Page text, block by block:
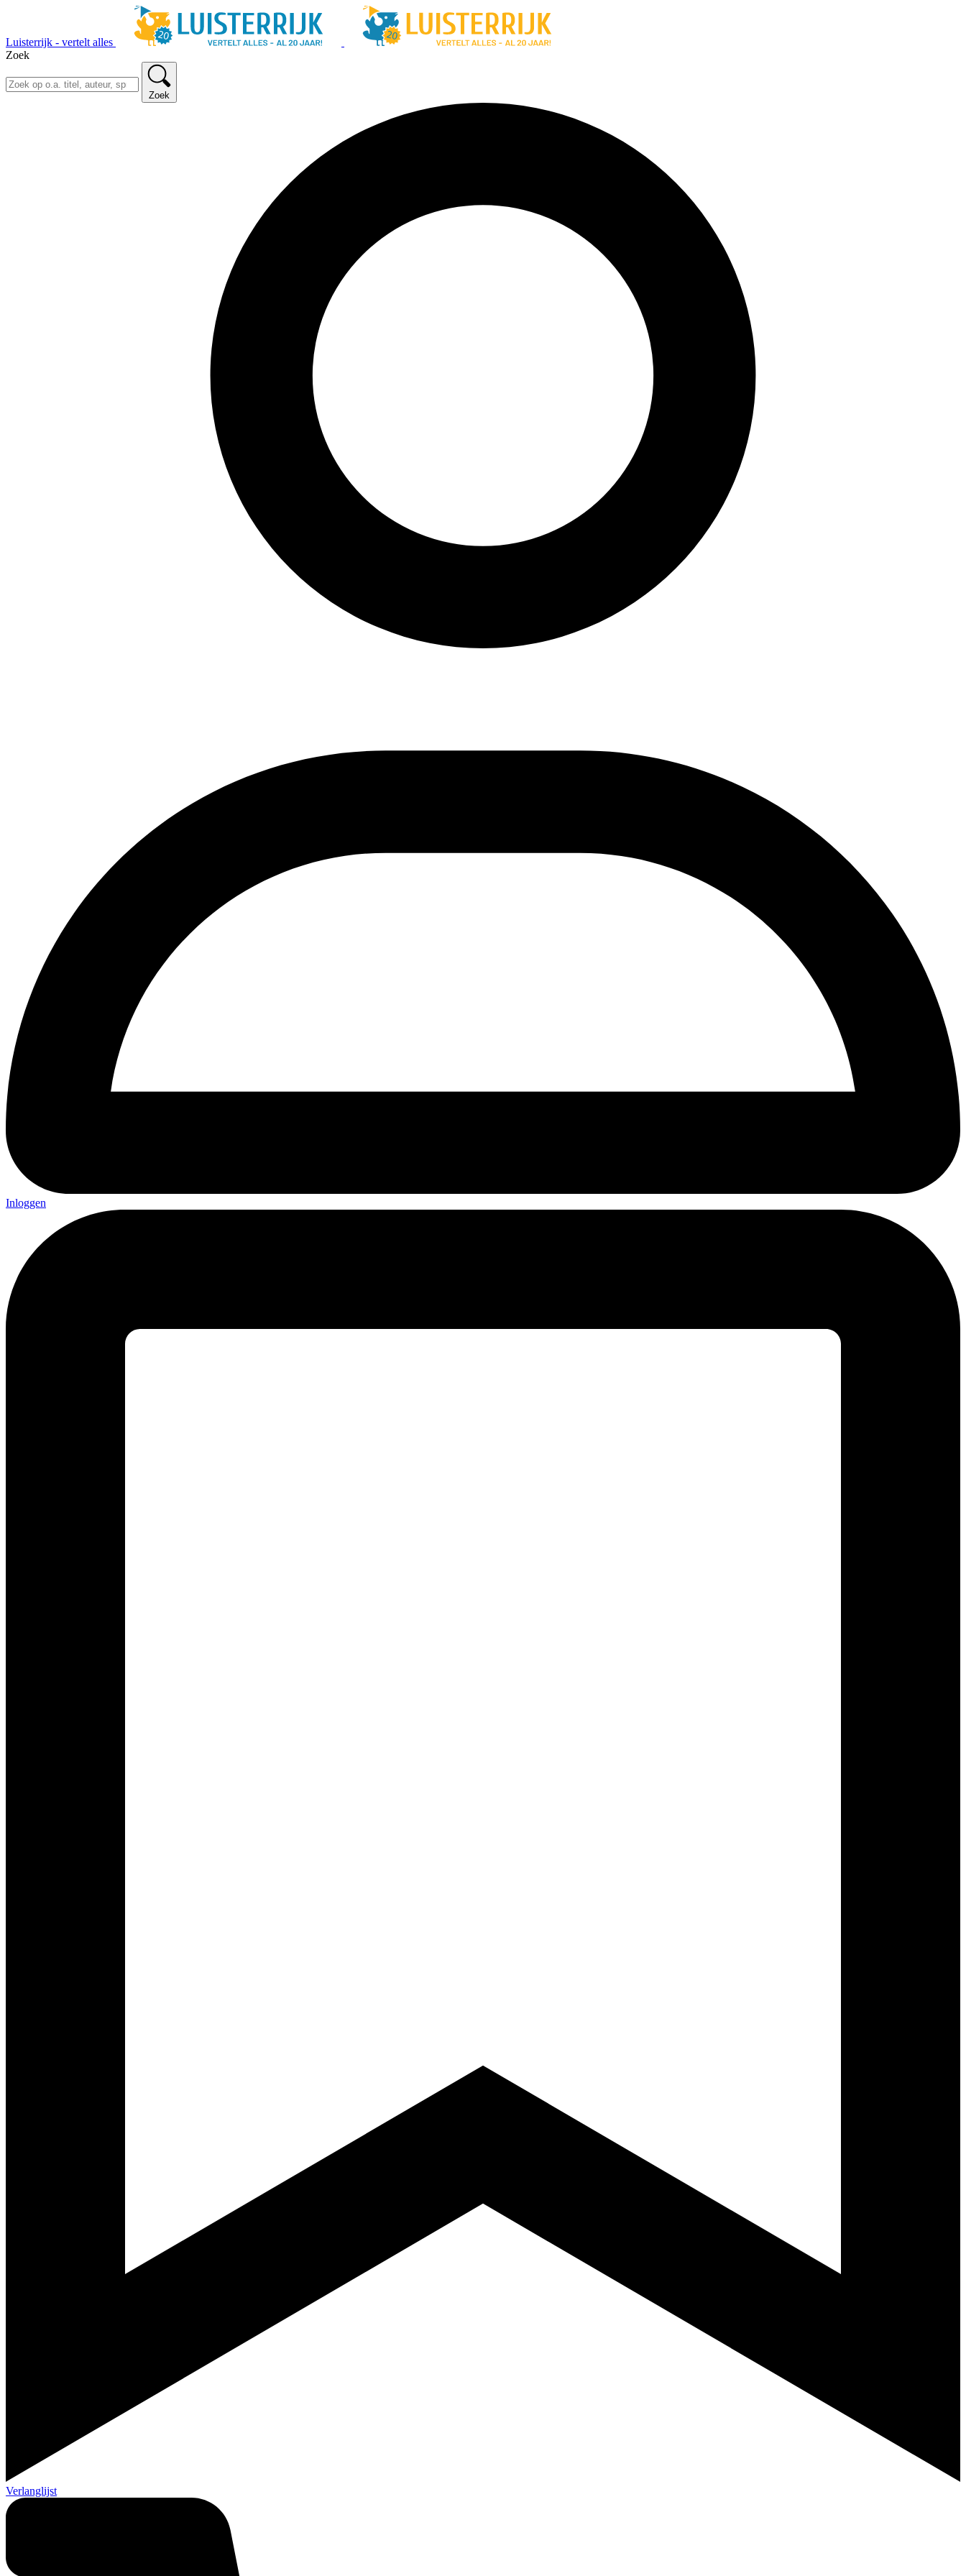
Luisterrijk - vertelt alles
Zoek
Zoek
Inloggen
Verlanglijst